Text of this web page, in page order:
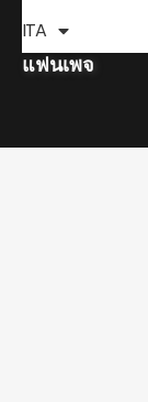
ITA
แฟนเพจ